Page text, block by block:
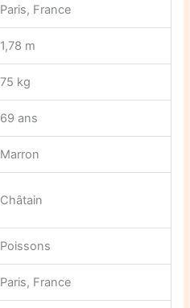
Paris, France
1,78 m
75 kg
69 ans
Marron
Châtain
Poissons
Paris, France